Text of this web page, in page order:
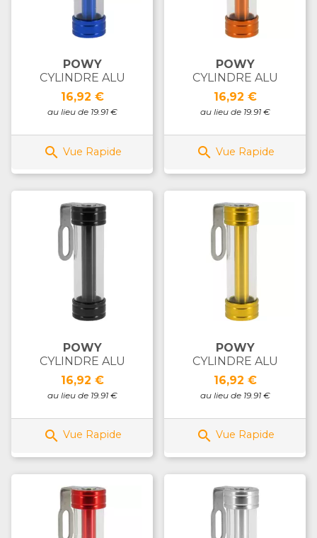
POWY
CYLINDRE ALU
Prix
16,92 €
au lieu de 19.91 €
 Vue Rapide
POWY
CYLINDRE ALU
Prix
16,92 €
au lieu de 19.91 €
 Vue Rapide
POWY
CYLINDRE ALU
Prix
16,92 €
au lieu de 19.91 €
 Vue Rapide
POWY
CYLINDRE ALU
Prix
16,92 €
au lieu de 19.91 €
 Vue Rapide